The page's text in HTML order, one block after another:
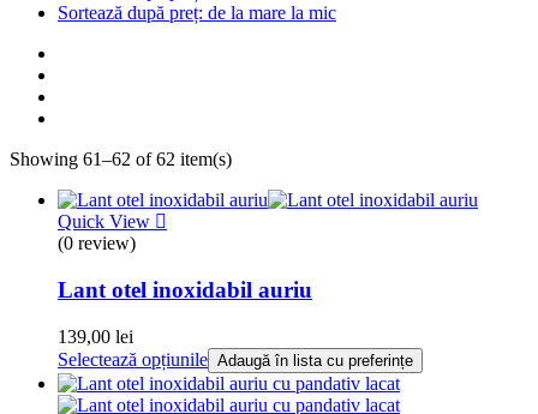
Sortează după preț: de la mare la mic
Showing 61–62 of 62 item(s)
Quick View
(0 review)
Lant otel inoxidabil auriu
139,00 lei
Selectează opțiunile Adaugă în lista cu preferințe